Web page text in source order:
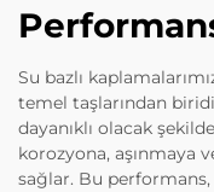
Su bazlı
temel taşlarından
dayanıklı olacak
korozyona, aşınmaya
sağlar. Bu